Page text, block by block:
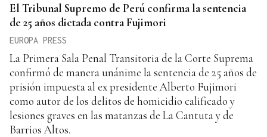
El Tribunal Supremo de Perú confirma la sentencia
de 25 años dictada contra Fujimori
EUROPA PRESS
La Primera Sala Penal Transitoria de la Corte Suprema
confirmó de manera unánime la sentencia de 25 años de
prisión impuesta al ex presidente Alberto Fujimori
como autor de los delitos de homicidio calificado y
lesiones graves en las matanzas de La Cantuta y de
Barrios Altos.